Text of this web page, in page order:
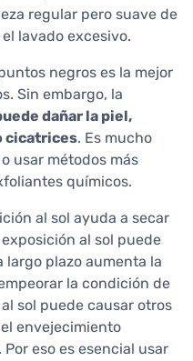
regular pero suave de
lavado excesivo.
negros es la mejor
Sin embargo, la
dañar la piel,
cicatrices. Es mucho
usar métodos más
químicos.
al sol ayuda a secar
al sol puede
largo plazo aumenta la
la condición de
sol puede causar otros
envejecimiento
eso es esencial usar